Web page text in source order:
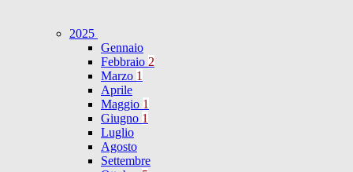
2025
Gennaio
Febbraio 2
Marzo 1
Aprile
Maggio 1
Giugno 1
Luglio
Agosto
Settembre